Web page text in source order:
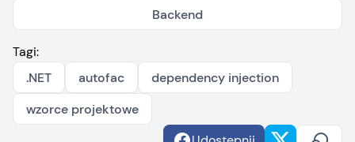
Backend
Tagi:
.NET
autofac
dependency injection
wzorce projektowe